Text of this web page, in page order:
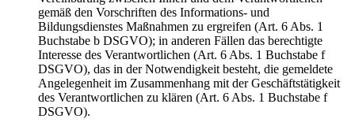
gemäß den Vorschriften des Informations- und
Bildungsdienstes Maßnahmen zu ergreifen (Art. 6 Abs. 1
Buchstabe b DSGVO); in anderen Fällen das berechtigte
Interesse des Verantwortlichen (Art. 6 Abs. 1 Buchstabe f
DSGVO), das in der Notwendigkeit besteht, die gemeldete
Angelegenheit im Zusammenhang mit der Geschäftstätigkeit
des Verantwortlichen zu klären (Art. 6 Abs. 1 Buchstabe f
DSGVO).